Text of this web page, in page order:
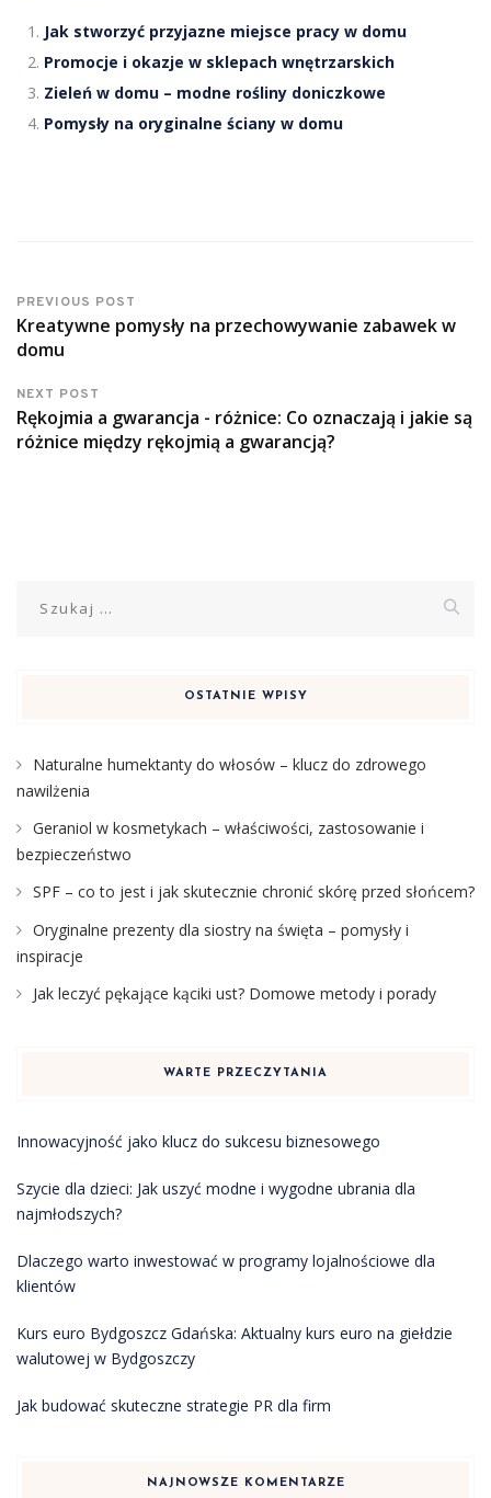
Jak stworzyć przyjazne miejsce pracy w domu
Promocje i okazje w sklepach wnętrzarskich
Zieleń w domu – modne rośliny doniczkowe
Pomysły na oryginalne ściany w domu
PREVIOUS POST
Kreatywne pomysły na przechowywanie zabawek w
domu
NEXT POST
Rękojmia a gwarancja - różnice: Co oznaczają i jakie są
różnice między rękojmią a gwarancją?
OSTATNIE WPISY
Naturalne humektanty do włosów – klucz do zdrowego
nawilżenia
Geraniol w kosmetykach – właściwości, zastosowanie i
bezpieczeństwo
SPF – co to jest i jak skutecznie chronić skórę przed słońcem?
Oryginalne prezenty dla siostry na święta – pomysły i
inspiracje
Jak leczyć pękające kąciki ust? Domowe metody i porady
WARTE PRZECZYTANIA
Innowacyjność jako klucz do sukcesu biznesowego
Szycie dla dzieci: Jak uszyć modne i wygodne ubrania dla
najmłodszych?
Dlaczego warto inwestować w programy lojalnościowe dla
klientów
Kurs euro Bydgoszcz Gdańska: Aktualny kurs euro na giełdzie
walutowej w Bydgoszczy
Jak budować skuteczne strategie PR dla firm
NAJNOWSZE KOMENTARZE